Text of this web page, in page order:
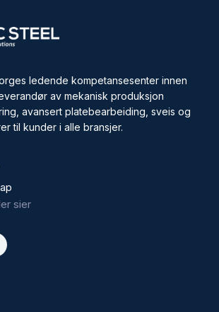
ledende kompetansesenter innen
av mekanisk produksjon
avansert platebearbeiding, sveis og
til kunder i alle bransjer.
sier